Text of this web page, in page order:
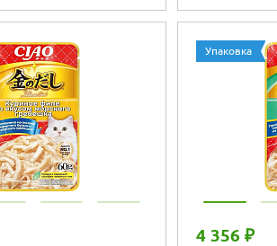
Упаковка
4 356 ₽